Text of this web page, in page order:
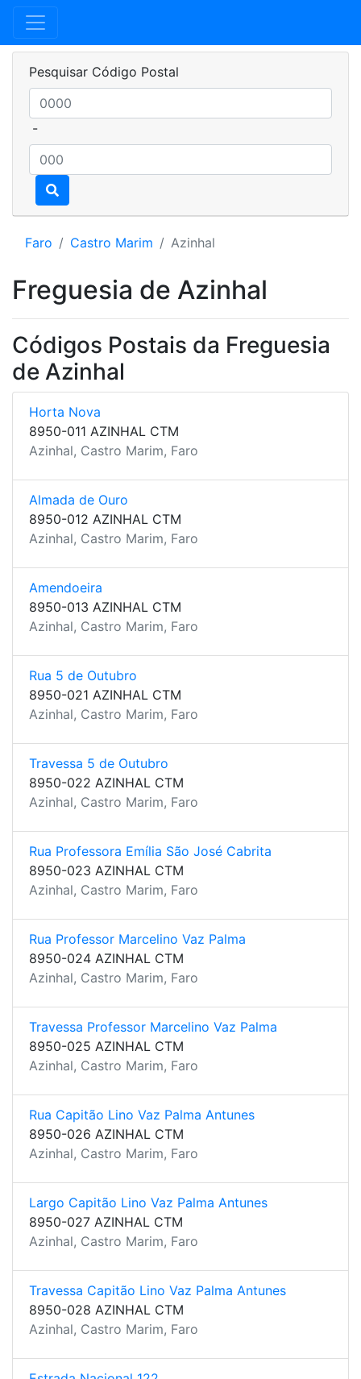
Pesquisar Código Postal
-
Faro Castro Marim Azinhal
Freguesia de Azinhal
Códigos Postais da Freguesia
de Azinhal
Horta Nova
8950-011 AZINHAL CTM
Azinhal, Castro Marim, Faro
Almada de Ouro
8950-012 AZINHAL CTM
Azinhal, Castro Marim, Faro
Amendoeira
8950-013 AZINHAL CTM
Azinhal, Castro Marim, Faro
Rua 5 de Outubro
8950-021 AZINHAL CTM
Azinhal, Castro Marim, Faro
Travessa 5 de Outubro
8950-022 AZINHAL CTM
Azinhal, Castro Marim, Faro
Rua Professora Emília São José Cabrita
8950-023 AZINHAL CTM
Azinhal, Castro Marim, Faro
Rua Professor Marcelino Vaz Palma
8950-024 AZINHAL CTM
Azinhal, Castro Marim, Faro
Travessa Professor Marcelino Vaz Palma
8950-025 AZINHAL CTM
Azinhal, Castro Marim, Faro
Rua Capitão Lino Vaz Palma Antunes
8950-026 AZINHAL CTM
Azinhal, Castro Marim, Faro
Largo Capitão Lino Vaz Palma Antunes
8950-027 AZINHAL CTM
Azinhal, Castro Marim, Faro
Travessa Capitão Lino Vaz Palma Antunes
8950-028 AZINHAL CTM
Azinhal, Castro Marim, Faro